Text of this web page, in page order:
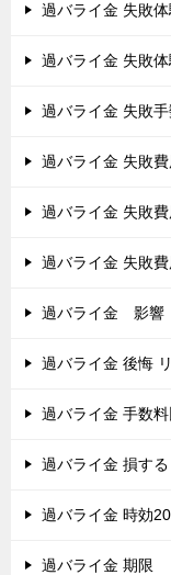
過バライ金 失敗
過バライ金 失敗体
過バライ金 失敗
過バライ金 失敗費
過バライ金 失敗
過バライ金 失敗
過バライ金 影響
過バライ金 後悔
過バライ金 手数
過バライ金 損する
過バライ金 時効
過バライ金 期限